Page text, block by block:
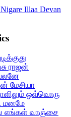
Illaa Devan
ராஜன்
மேசியா
ஒவ்வொரு
மனமே
எங்கள் வாஞ்சை